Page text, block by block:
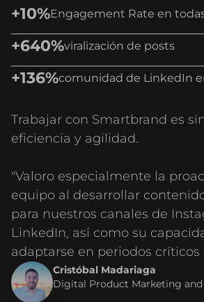
+10%Engagement Rate en
+640%viralización de posts
+136%comunidad de LinkedIn
Trabajar con Smartbrand es
eficiencia y agilidad.
"Valoro especialmente la
equipo al desarrollar
para nuestros canales de
LinkedIn, así como su
adaptarse en periodos críticos
Cristóbal Madariaga
Digital Product Marketing